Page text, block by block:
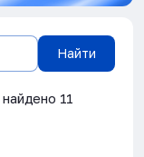
Найти
найдено 11